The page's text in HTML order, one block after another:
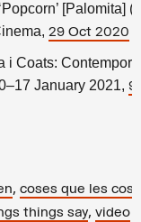
[Palomita]
29 Oct 2020
i Coats:
January 2021, 9
, coses que les
things say, video